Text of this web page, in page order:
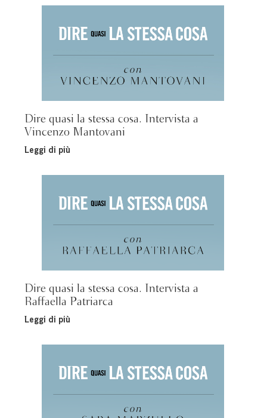
Dire quasi la stessa cosa. Intervista a
Vincenzo Mantovani
Leggi di più
Dire quasi la stessa cosa. Intervista a
Raffaella Patriarca
Leggi di più